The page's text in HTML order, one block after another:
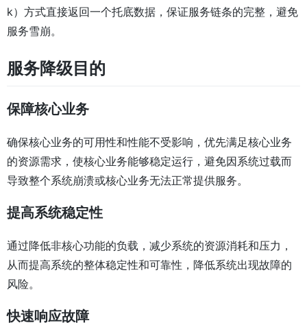
k）方式直接返回一个托底数据，保证服务链条的完整，避免
服务雪崩。
服务降级目的
保障核心业务
确保核心业务的可用性和性能不受影响，优先满足核心业务
的资源需求，使核心业务能够稳定运行，避免因系统过载而
导致整个系统崩溃或核心业务无法正常提供服务。
提高系统稳定性
通过降低非核心功能的负载，减少系统的资源消耗和压力，
从而提高系统的整体稳定性和可靠性，降低系统出现故障的
风险。
快速响应故障